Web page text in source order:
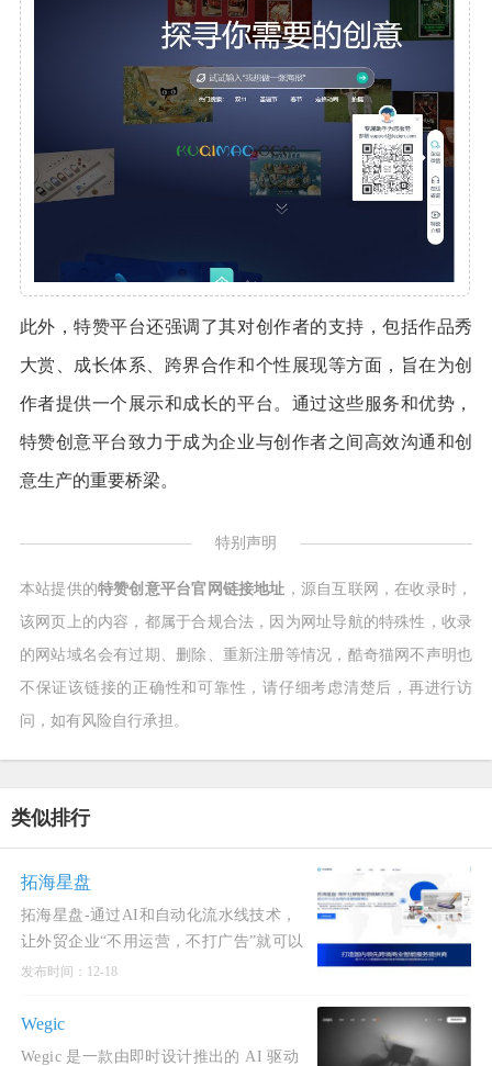
此外，特赞平台还强调了其对创作者的支持，包括作品秀
大赏、成长体系、跨界合作和个性展现等方面，旨在为创
作者提供一个展示和成长的平台。通过这些服务和优势，
特赞创意平台致力于成为企业与创作者之间高效沟通和创
意生产的重要桥梁。
特别声明
本站提供的特赞创意平台官网链接地址 ，源自互联网，在收录时，
该网页上的内容，都属于合规合法，因为网址导航的特殊性，收录
的网站域名会有过期、删除、重新注册等情况，酷奇猫网不声明也
不保证该链接的正确性和可靠性，请仔细考虑清楚后，再进行访
问，如有风险自行承担。
类似排行
拓海星盘
拓海星盘-通过AI和自动化流水线技术，
让外贸企业“不用运营，不打广告”就可以
通过海外社媒“精准匹配，营销转化海外
发布时间：12-18
Wegic
Wegic 是一款由即时设计推出的 AI 驱动